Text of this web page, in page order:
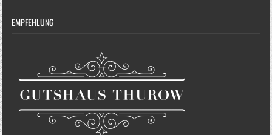
EMPFEHLUNG